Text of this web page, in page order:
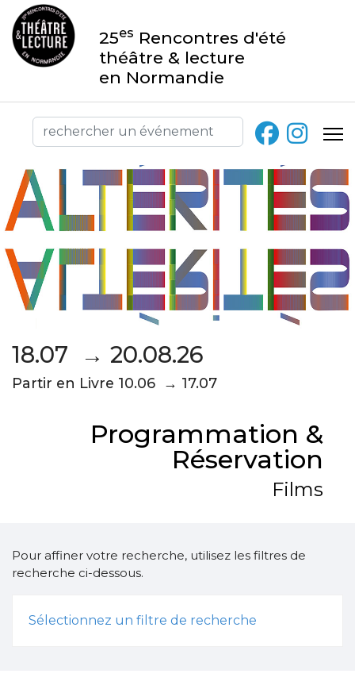
25es Rencontres d'été
théâtre & lecture
en Normandie
18.07 → 20.08.26
Partir en Livre 10.06 → 17.07
Programmation &
Réservation
Films
Pour affiner votre recherche, utilisez les filtres de
recherche ci-dessous.
Sélectionnez un filtre de recherche